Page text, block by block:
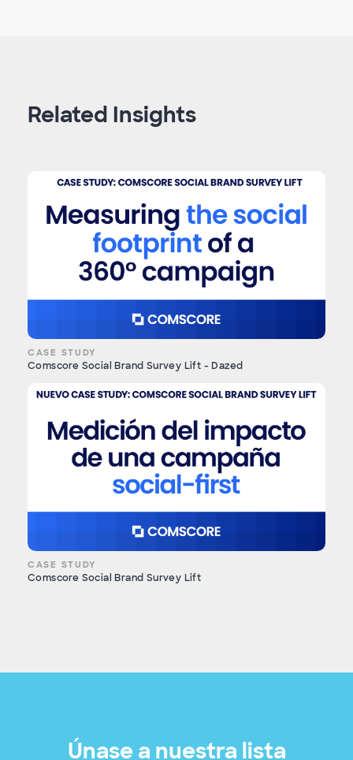
Related Insights
CASE STUDY
Comscore Social Brand Survey Lift - Dazed
CASE STUDY
Comscore Social Brand Survey Lift
Únase a nuestra lista